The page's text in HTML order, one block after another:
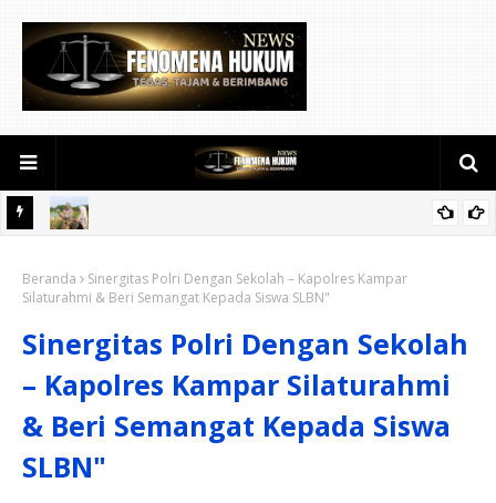
Turun Langsung Panen Jagung di Sendayan
Beranda
Sinergitas Polri Dengan Sekolah – Kapolres Kampar
Silaturahmi & Beri Semangat Kepada Siswa SLBN"
Sinergitas Polri Dengan Sekolah
– Kapolres Kampar Silaturahmi
& Beri Semangat Kepada Siswa
SLBN"